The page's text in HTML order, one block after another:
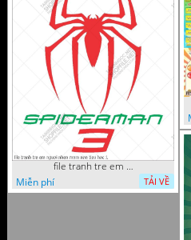
file tranh tre em nguoi nhen mam non tieu hoc 1
Miễn phí
TẢI VỀ